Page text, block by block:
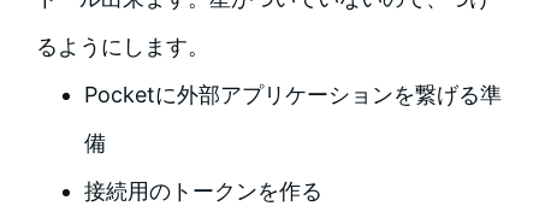
るようにします。
Pocketに外部アプリケーションを繋げる準
備
接続用のトークンを作る